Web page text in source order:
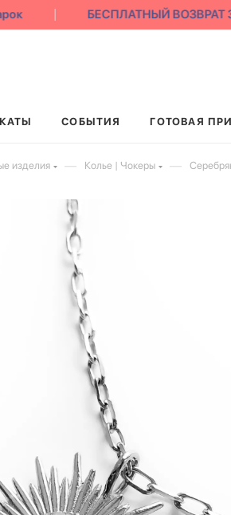
БЕСПЛАТНЫЙ ВОЗВРАТ
СОБЫТИЯ ГОТОВАЯ
изделия — Колье | Чокеры —